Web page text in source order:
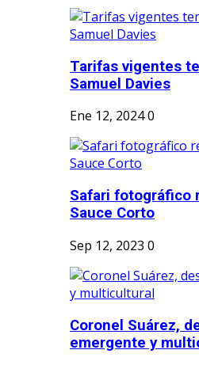
Tarifas vigentes
Samuel Davies
Ene 12, 20240
Safari fotográfico
Sauce Corto
Sep 12, 2023 0
Coronel Suárez,
emergente y